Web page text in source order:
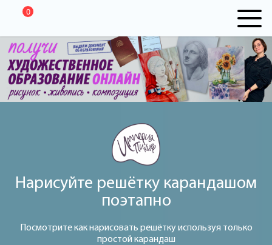
0
Нарисуйте решётку карандашом
поэтапно
Посмотрите как нарисовать решётку используя только
простой карандаш